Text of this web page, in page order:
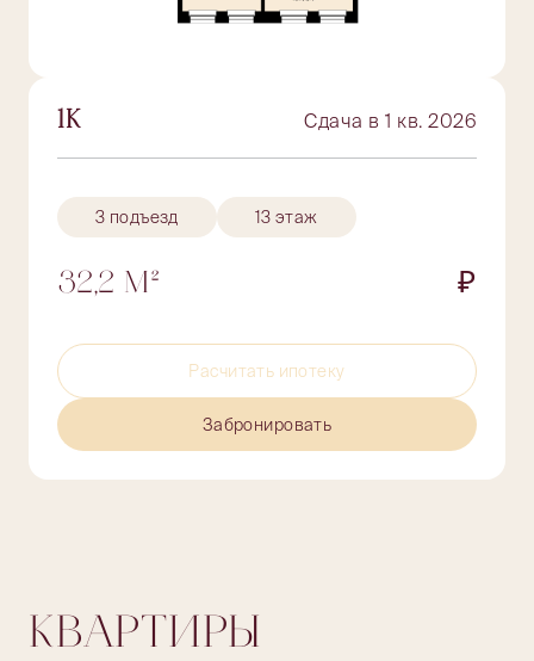
1К Сдача в 1 кв. 2026
3 подъезд 13 этаж
32,2 М² ₽
Расчитать ипотеку
Забронировать
КВАРТИРЫ